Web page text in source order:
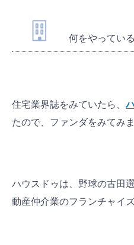
何をやってい
住宅業界誌をみていたら、
たので、ファンダをみてみま
ハウスドゥは、野球の古田
動産仲介業のフランチャイ